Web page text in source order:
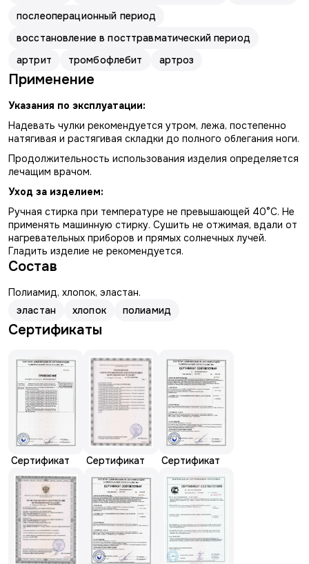
послеоперационный период
восстановление в посттравматический период
артрит
тромбофлебит артроз
Применение
Указания по эксплуатации:
Надевать чулки рекомендуется утром, лежа, постепенно
натягивая и растягивая складки до полного облегания ноги.
Продолжительность использования изделия определяется
лечащим врачом.
Уход за изделием:
Ручная стирка при температуре не превышающей 40°С. Не
применять машинную стирку. Сушить не отжимая, вдали от
нагревательных приборов и прямых солнечных лучей.
Гладить изделие не рекомендуется.
Состав
Полиамид, хлопок, эластан.
эластан
хлопок полиамид
Сертификаты
Сертификат Сертификат Сертификат